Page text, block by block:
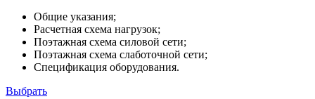
Общие указания;
Расчетная схема нагрузок;
Поэтажная схема силовой сети;
Поэтажная схема слаботочной сети;
Спецификация оборудования.
Выбрать